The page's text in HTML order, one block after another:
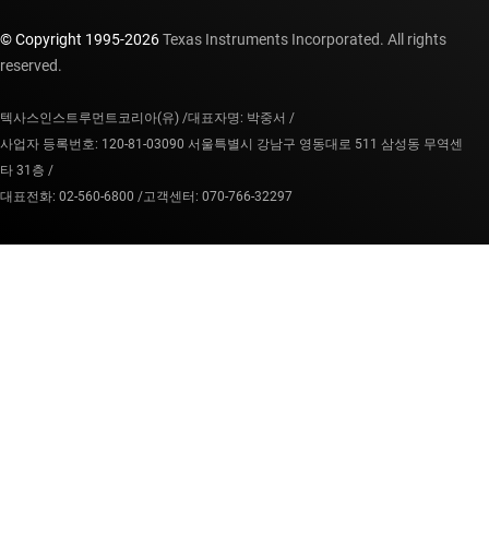
© Copyright 1995-2026Texas Instruments Incorporated. All rights
reserved.
텍사스인스트루먼트코리아(유) /대표자명: 박중서 /
사업자 등록번호: 120-81-03090 서울특별시 강남구 영동대로 511 삼성동 무역센
타 31층 /
대표전화: 02-560-6800 /고객센터: 070-766-32297